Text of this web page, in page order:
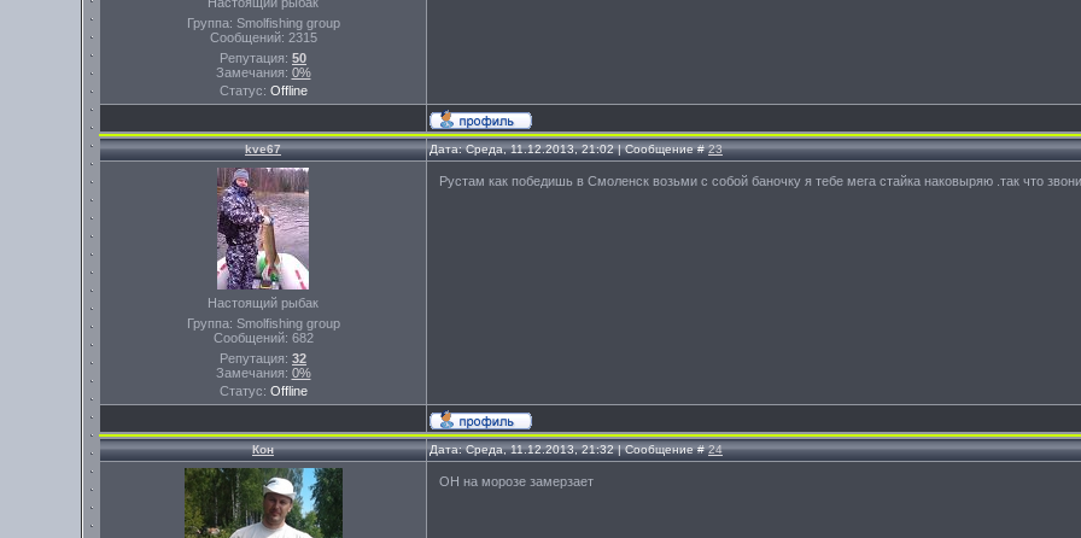
Группа: Smolfishing group
Сообщений: 2315
Репутация: 50
Замечания: 0%
Статус: Offline
kve67 Дата: Среда, 11.12.2013, 21:02 | Сообщение #23
Настоящий рыбак
Группа: Smolfishing group
Сообщений: 682
Репутация: 32
Замечания: 0%
Статус: Offline
Рустам как победишь в Смоленск возьми с собой баночку я тебе мега стайка наковыряю .так что звони
Кон Дата: Среда, 11.12.2013, 21:32 | Сообщение #24
ОН на морозе замерзает